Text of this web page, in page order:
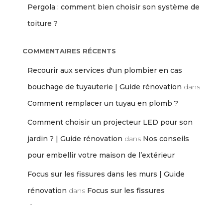
Pergola : comment bien choisir son système de
toiture ?
COMMENTAIRES RÉCENTS
Recourir aux services d'un plombier en cas
bouchage de tuyauterie | Guide rénovation dans
Comment remplacer un tuyau en plomb ?
Comment choisir un projecteur LED pour son
jardin ? | Guide rénovation dans Nos conseils
pour embellir votre maison de l’extérieur
Focus sur les fissures dans les murs | Guide
rénovation dans Focus sur les fissures